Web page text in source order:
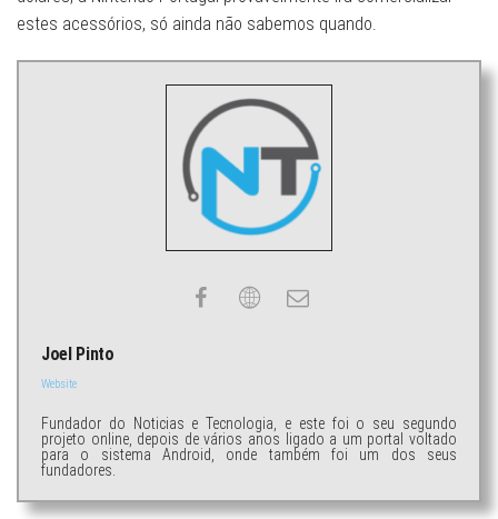
estes acessórios, só ainda não sabemos quando.
Joel Pinto
Website
Fundador do Noticias e Tecnologia, e este foi o seu segundo
projeto online, depois de vários anos ligado a um portal voltado
para o sistema Android, onde também foi um dos seus
fundadores.